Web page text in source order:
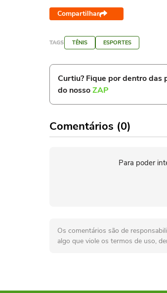
Compartilhar
TAGS TÊNIS ESPORTES
Curtiu? Fique por dentro das
do nossoZAP
Comentários (0)
Para poder
Os comentários são de
algo que viole os termos de uso,